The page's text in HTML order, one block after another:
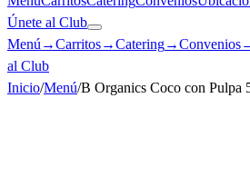
Únete al Club
Menú →Carritos→Catering→Convenios
al Club
Inicio/Menú/B Organics Coco con Pulpa